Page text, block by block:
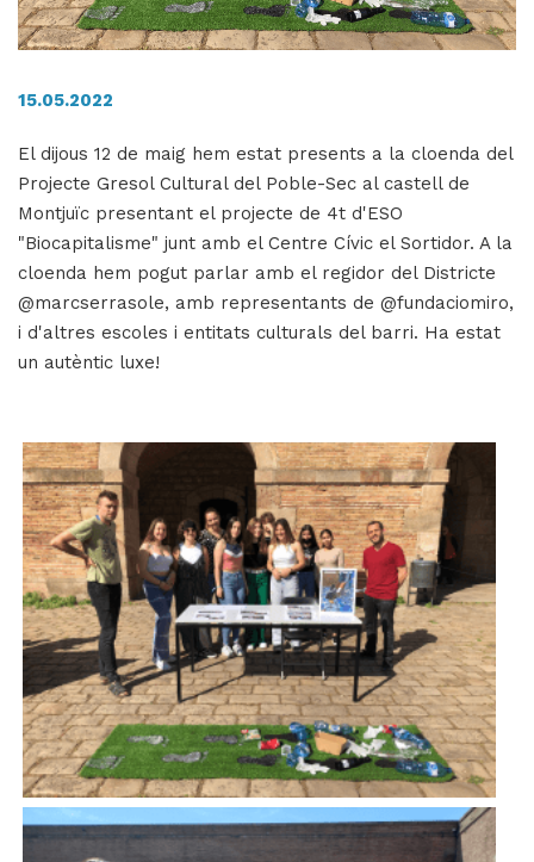
15.05.2022
El dijous 12 de maig hem estat presents a la cloenda del
Projecte Gresol Cultural del Poble-Sec al castell de
Montjuïc presentant el projecte de 4t d'ESO
"Biocapitalisme" junt amb el Centre Cívic el Sortidor. A la
cloenda hem pogut parlar amb el regidor del Districte
@marcserrasole, amb representants de @fundaciomiro,
i d'altres escoles i entitats culturals del barri. Ha estat
un autèntic luxe!
Imatge
Imatge